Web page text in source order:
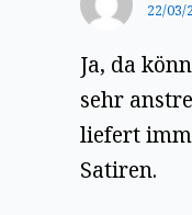
22/03/
Ja, da
sehr
liefert
Satiren.